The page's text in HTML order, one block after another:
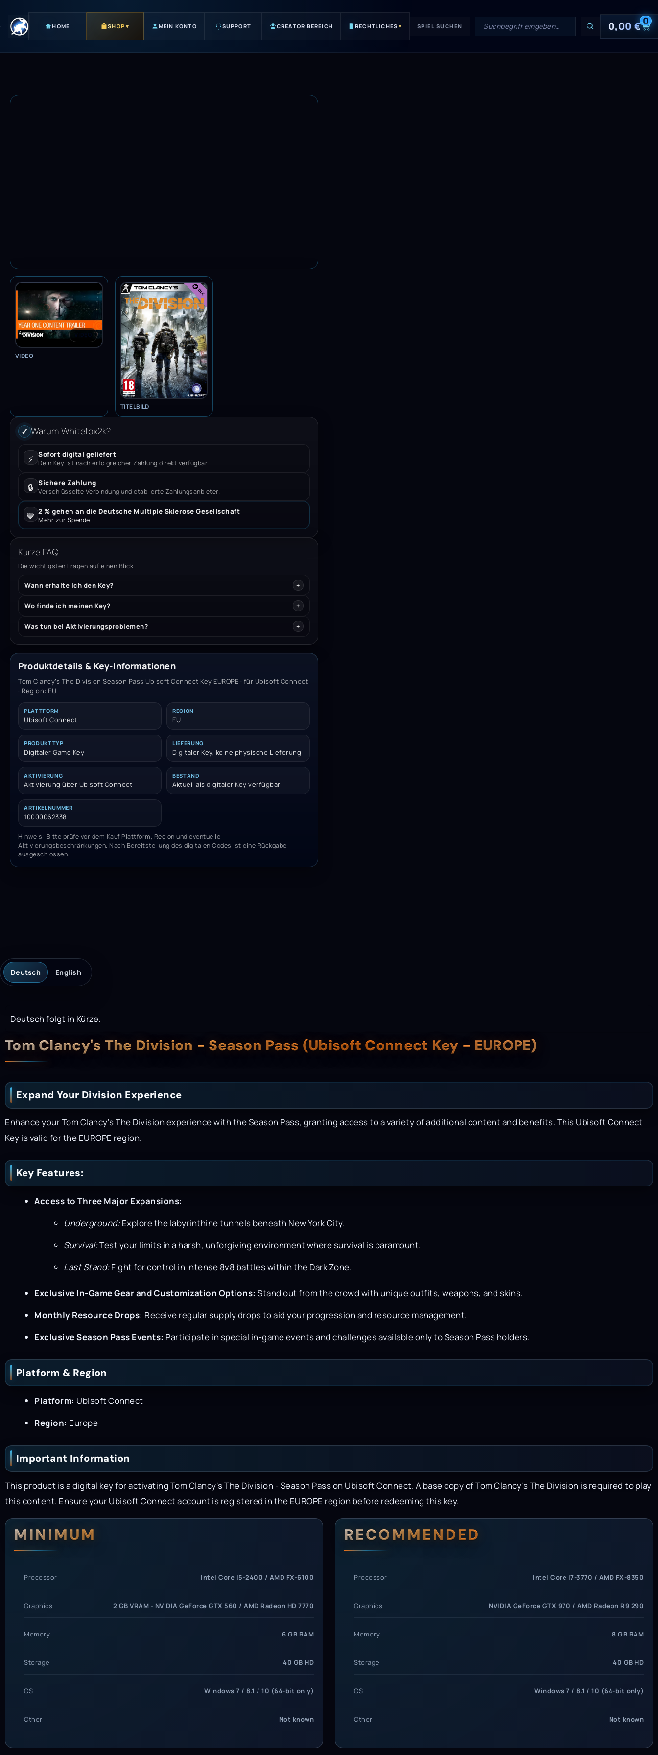
HOME SHOP ▾ MEIN KONTO SUPPORT CREATOR BEREICH RECHTLICHES ▾ SPIEL SUCHEN 0,00€0
VIDEO
VIDEO
TITELBILD
✓ Warum Whitefox2k?
⚡ Sofort digital geliefert
Dein Key ist nach erfolgreicher Zahlung direkt verfügbar.
🔒 Sichere Zahlung
Verschlüsselte Verbindung und etablierte Zahlungsanbieter.
💙 2 % gehen an die Deutsche Multiple Sklerose Gesellschaft
Mehr zur Spende
Kurze FAQ
Die wichtigsten Fragen auf einen Blick.
Wann erhalte ich den Key?
Wo finde ich meinen Key?
Was tun bei Aktivierungsproblemen?
Produktdetails & Key-Informationen
Tom Clancy’s The Division Season Pass Ubisoft Connect Key EUROPE · für Ubisoft Connect
· Region: EU
PLATTFORM
Ubisoft Connect
REGION
EU
PRODUKTTYP
Digitaler Game Key
LIEFERUNG
Digitaler Key, keine physische Lieferung
AKTIVIERUNG
Aktivierung über Ubisoft Connect
BESTAND
Aktuell als digitaler Key verfügbar
ARTIKELNUMMER
10000062338
Hinweis: Bitte prüfe vor dem Kauf Plattform, Region und eventuelle
Aktivierungsbeschränkungen. Nach Bereitstellung des digitalen Codes ist eine Rückgabe
ausgeschlossen.
Deutsch English
Deutsch folgt in Kürze.
Description
Tom Clancy's The Division - Season Pass (Ubisoft Connect Key - EUROPE)
Expand Your Division Experience
Enhance your Tom Clancy's The Division experience with the Season Pass, granting access to a variety of additional content and benefits. This Ubisoft Connect
Key is valid for the EUROPE region.
Key Features:
Access to Three Major Expansions:
Underground:Explore the labyrinthine tunnels beneath New York City.
Survival:Test your limits in a harsh, unforgiving environment where survival is paramount.
Last Stand:Fight for control in intense 8v8 battles within the Dark Zone.
Exclusive In-Game Gear and Customization Options: Stand out from the crowd with unique outfits, weapons, and skins.
Monthly Resource Drops: Receive regular supply drops to aid your progression and resource management.
Exclusive Season Pass Events: Participate in special in-game events and challenges available only to Season Pass holders.
Platform & Region
Platform: Ubisoft Connect
Region: Europe
Important Information
This product is a digital key for activating Tom Clancy's The Division - Season Pass on Ubisoft Connect. A base copy of Tom Clancy's The Division is required to play
this content. Ensure your Ubisoft Connect account is registered in the EUROPE region before redeeming this key.
System Requirements
MINIMUM
Processor Intel Core i5-2400 / AMD FX-6100
Graphics 2 GB VRAM - NVIDIA GeForce GTX 560 / AMD Radeon HD 7770
Memory 6 GB RAM
Storage 40 GB HD
OS Windows 7 / 8.1 / 10 (64-bit only)
Other Not known
RECOMMENDED
Processor Intel Core i7-3770 / AMD FX-8350
Graphics NVIDIA GeForce GTX 970 / AMD Radeon R9 290
Memory 8 GB RAM
Storage 40 GB HD
OS Windows 7 / 8.1 / 10 (64-bit only)
Other Not known